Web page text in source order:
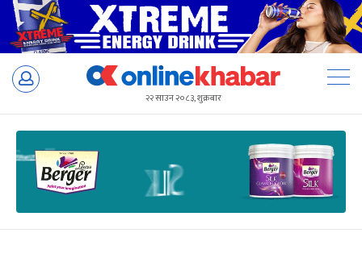
Skip
२२ साउन २०८३, शुक्रबार